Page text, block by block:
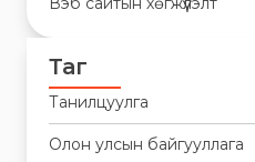
Таг
Танилцуулга
Олон улсын байгууллага